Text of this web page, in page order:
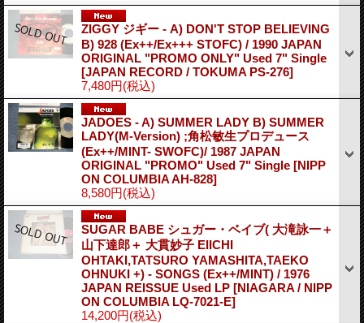
ZIGGY ジギー - A) DON'T STOP BELIEVING
B) 928 (Ex++/Ex+++ STOFC) / 1990 JAPAN
ORIGINAL "PROMO ONLY" Used 7" Single
[JAPAN RECORD / TOKUMA PS-276]
7,480円(税込)
JADOES - A) SUMMER LADY B) SUMMER
LADY(M-Version) ;角松敏生プロデュース
(Ex++/MINT- SWOFC)/ 1987 JAPAN
ORIGINAL "PROMO" Used 7" Single [NIPP
ON COLUMBIA AH-828]
8,580円(税込)
SUGAR BABE シュガー・ベイブ( 大滝詠一＋
山下達郎＋ 大貫妙子 EIICHI
OHTAKI,TATSURO YAMASHITA,TAEKO
OHNUKI +) - SONGS (Ex++/MINT) / 1976
JAPAN REISSUE Used LP [NIAGARA / NIPP
ON COLUMBIA LQ-7021-E]
14,200円(税込)